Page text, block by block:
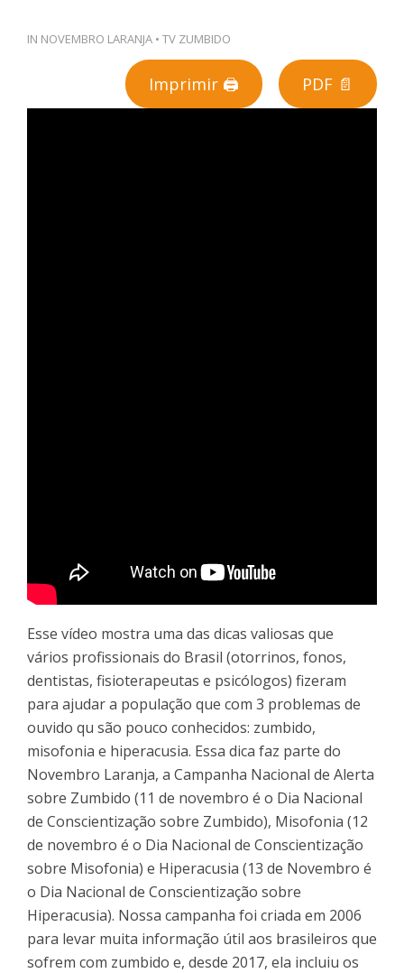
IN NOVEMBRO LARANJA • TV ZUMBIDO
Imprimir 🖨 PDF 📄
Esse vídeo mostra uma das dicas valiosas que
vários profissionais do Brasil (otorrinos, fonos,
dentistas, fisioterapeutas e psicólogos) fizeram
para ajudar a população que com 3 problemas de
ouvido qu são pouco conhecidos: zumbido,
misofonia e hiperacusia. Essa dica faz parte do
Novembro Laranja, a Campanha Nacional de Alerta
sobre Zumbido (11 de novembro é o Dia Nacional
de Conscientização sobre Zumbido), Misofonia (12
de novembro é o Dia Nacional de Conscientização
sobre Misofonia) e Hiperacusia (13 de Novembro é
o Dia Nacional de Conscientização sobre
Hiperacusia). Nossa campanha foi criada em 2006
para levar muita informação útil aos brasileiros que
sofrem com zumbido e, desde 2017, ela incluiu os